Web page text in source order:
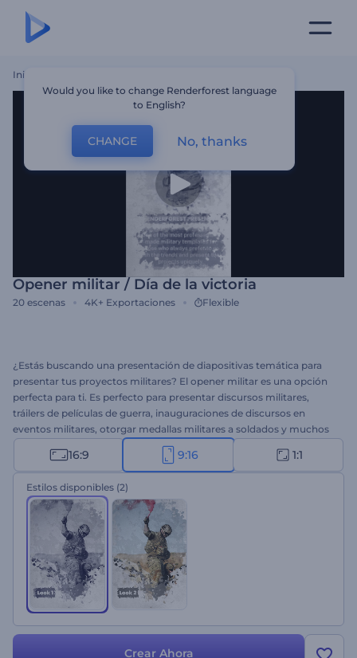
Inicio
Opener militar / Día de la victoria
20 escenas 4K+ Exportaciones Flexible
¿Estás buscando una presentación de diapositivas temática para
presentar tus proyectos militares? El opener militar es una opción
perfecta para ti. Es perfecto para presentar discursos militares,
tráilers de películas de guerra, inauguraciones de discursos en
eventos militares, otorgar medallas militares a soldados y muchos
proyectos más. Siéntete libre de cargar tus archivos multimedia,
escribir tus textos y obtener una presentación de diapositivas
militar animada profesionalmente en varios minutos. ¡Pruébalo
ahora!
16:9 9:16 1:1
Estilos disponibles (2)
Crear Ahora
Would you like to change Renderforest language
to English?
CHANGE No, thanks